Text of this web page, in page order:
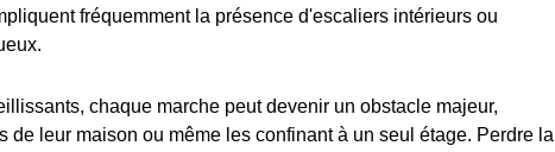
fréquemment la présence d'escaliers intérieurs ou
chaque marche peut devenir un obstacle majeur,
de leur maison ou même les confinant à un seul étage. Perdre la